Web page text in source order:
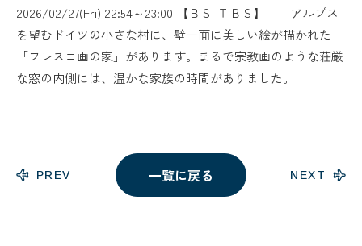
2026/02/27(Fri) 22:54～23:00 【ＢＳ-ＴＢＳ】 アルプス
を望むドイツの小さな村に、壁一面に美しい絵が描かれた
「フレスコ画の家」があります。まるで宗教画のような荘厳
な窓の内側には、温かな家族の時間がありました。
PREV 一覧に戻る NEXT